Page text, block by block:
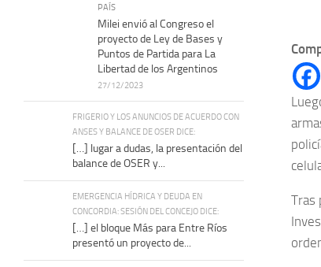
Tras
PAÍS
Milei envió al Congreso el
proyecto de Ley de Bases y
Puntos de Partida para La
Libertad de los Argentinos
27/12/2023
FRIGERIO Y LOS ANUNCIOS DE ACUERDO CON
ANSES Y BALANCE DE OSER DICE:
[…] lugar a dudas, la presentación del
balance de OSER y...
EMERGENCIA HÍDRICA Y DEUDA EN
CONCORDIA: SESIÓN DEL CONCEJO DICE:
[…] el bloque Más para Entre Ríos
presentó un proyecto de...